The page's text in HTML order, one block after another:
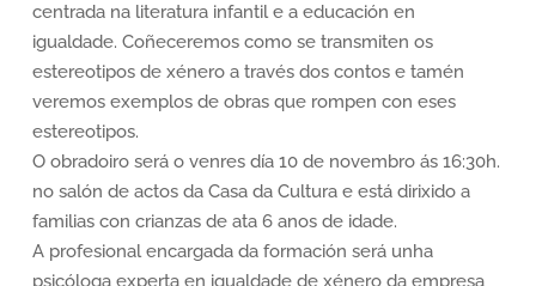
centrada na literatura infantil e a educación en
igualdade. Coñeceremos como se transmiten os
estereotipos de xénero a través dos contos e tamén
veremos exemplos de obras que rompen con eses
estereotipos.
O obradoiro será o venres día 10 de novembro ás 16:30h.
no salón de actos da Casa da Cultura e está dirixido a
familias con crianzas de ata 6 anos de idade.
A profesional encargada da formación será unha
psicóloga experta en igualdade de xénero da empresa